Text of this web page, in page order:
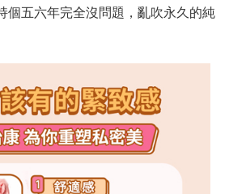
個五六年完全沒問題，亂吹永久的純